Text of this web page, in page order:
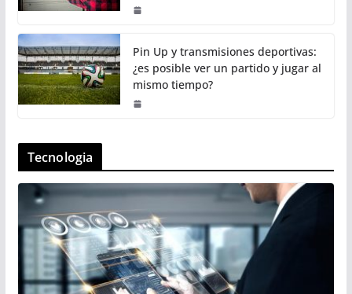
Pin Up y transmisiones deportivas:
¿es posible ver un partido y jugar al
mismo tiempo?
Tecnologia